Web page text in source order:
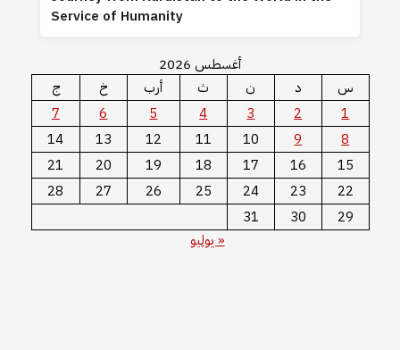
Service of Humanity
أغسطس 2026
س
د ن ث أرب خ
ج
1
2
3
4
5
6
7
8
9
10
11
12
13
14
15
16
17
18
19
20
21
22
23
24
25
26
27
28
29
30
31
« يوليو